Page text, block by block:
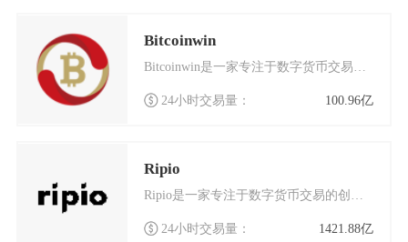
Bitcoinwin
24小时交易量： 100.96亿
Ripio
24小时交易量： 1421.88亿